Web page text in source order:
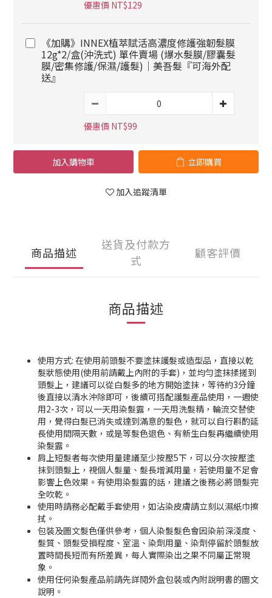
優惠價 NT$129
《加購》INNEX植萃賦活高濃度修護強韌髮膜
12g*2/盒(沖洗式) 單件賣場 (爆水髮膜/膠囊髮
膜/密集修護/保濕/護髮)｜美吾髮『可海外配
送』
優惠價 NT$99
加入購物車 立即購買
加入追蹤清單
商品描述
送貨及付款方
式
顧客評價
商品描述
使用方式: 在使用前頭髮不要塗抹護髮或造型品，直接以乾
髮狀態使用(使用前請戴上內附的手套)，並均勻塗抹揉搓到
頭髮上，建議可以從白髮多的地方開始塗抹，等待約3分鐘
後直接以清水沖除即可，後續可搭配護髮產品使用，一週使
用2-3次，可以一天用染髮露，一天用洗髮精，輪流交替使
用，覺得白髮已消失或達到滿意的髮色，就可以自行斟酌延
長使用間隔天數，或是等髮色退色、有新生白髮再繼續使用
染髮露。
肩上短髮者每次使用量建議至少按壓5下，可以分次按壓塗
抹到頭髮上，視個人髮量、髮長增減用量，若使用量不足會
影響上色效果。有使用染髮露的話，建議之後務必將頭髮完
全吹乾。
使用時請務必配戴手套使用，如沾染皮膚請立刻以濕紙巾擦
拭。
包裝及圖文髮色僅供參考，個人染髮髮色會因染前深淺度、
髮質、頭髮受損程度、室溫、染劑用量、染劑停留於頭髮放
置時間長短而有所差異，每人實際染出之果不同屬正常現
象。
使用任何染髮產品前請先詳閱外盒包裝或內附說明書的圖文
說明。